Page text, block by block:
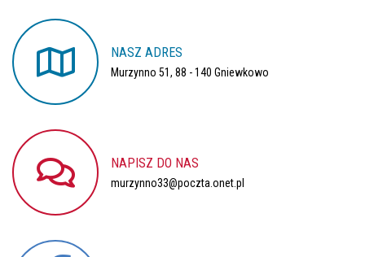
NASZ ADRES
Murzynno 51, 88 - 140 Gniewkowo
NAPISZ DO NAS
murzynno33@poczta.onet.pl